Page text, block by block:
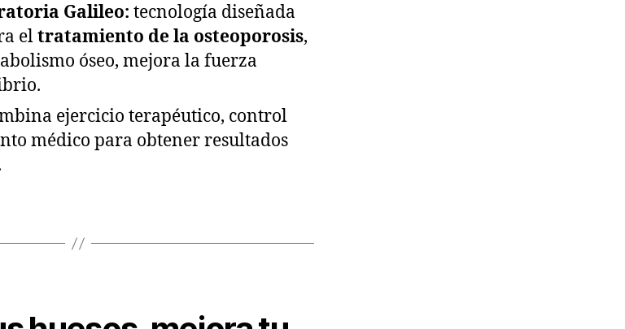
Galileo: tecnología diseñada
eltratamiento de la osteoporosis,
óseo, mejora la fuerza
ejercicio terapéutico, control
médico para obtener resultados